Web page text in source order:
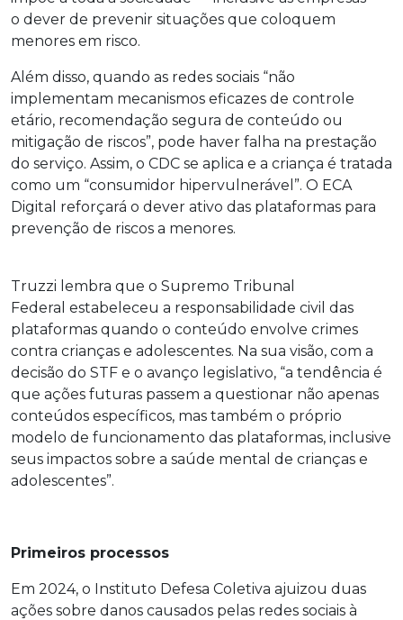
o dever de prevenir situações que coloquem
menores em risco.
Além disso, quando as redes sociais “não
implementam mecanismos eficazes de controle
etário, recomendação segura de conteúdo ou
mitigação de riscos”, pode haver falha na prestação
do serviço. Assim, o CDC se aplica e a criança é tratada
como um “consumidor hipervulnerável”. O ECA
Digital reforçará o dever ativo das plataformas para
prevenção de riscos a menores.
Truzzi lembra que o Supremo Tribunal
Federal estabeleceu a responsabilidade civil das
plataformas quando o conteúdo envolve crimes
contra crianças e adolescentes. Na sua visão, com a
decisão do STF e o avanço legislativo, “a tendência é
que ações futuras passem a questionar não apenas
conteúdos específicos, mas também o próprio
modelo de funcionamento das plataformas, inclusive
seus impactos sobre a saúde mental de crianças e
adolescentes”.
Primeiros processos
Em 2024, o Instituto Defesa Coletiva ajuizou duas
ações sobre danos causados pelas redes sociais à